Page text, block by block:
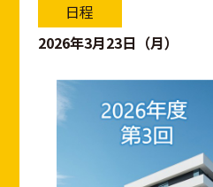
日程
2026年3月23日（月）